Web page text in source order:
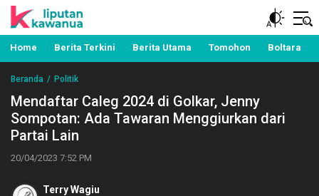
Liputan Kawanua
Berita Manado, Sulawesi Utara, Kawanua, Politik,
Pemerintahan, Hukum Kriminal dan Nasional
Home Berita Terkini Berita Utama Tomohon Boltara
Beranda Politik
Mendaftar Caleg 2024 di Golkar, Jenny
Sompotan: Ada Tawaran Menggiurkan dari
Partai Lain
20/04/2023 7:52 PM
Terry Wagiu